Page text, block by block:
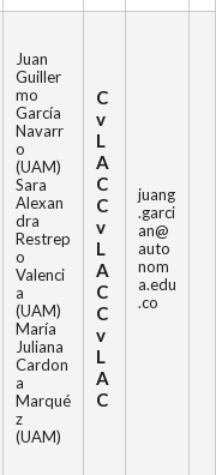
Juan
Guiller
mo
García
Navarr
o
(UAM)
Sara
Alexan
dra
Restrep
o
Valenci
a
(UAM)
María
Juliana
Cardon
a
Marqué
z
(UAM)
C
v
L
A
C
C
v
L
A
C
C
v
L
A
C
juang
.garci
an@
auto
nom
a.edu
.co